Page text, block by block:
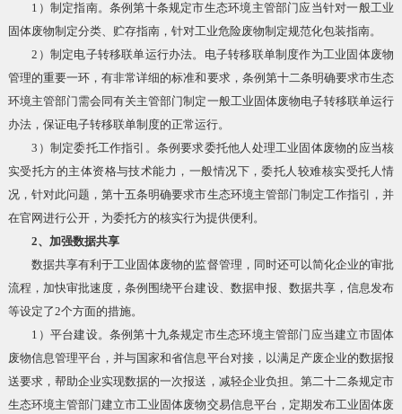
1）制定指南。条例第十条规定市生态环境主管部门应当针对一般工业
固体废物制定分类、贮存指南，针对工业危险废物制定规范化包装指南。
2）制定电子转移联单运行办法。电子转移联单制度作为工业固体废物
管理的重要一环，有非常详细的标准和要求，条例第十二条明确要求市生态
环境主管部门需会同有关主管部门制定一般工业固体废物电子转移联单运行
办法，保证电子转移联单制度的正常运行。
3）制定委托工作指引。条例要求委托他人处理工业固体废物的应当核
实受托方的主体资格与技术能力，一般情况下，委托人较难核实受托人情
况，针对此问题，第十五条明确要求市生态环境主管部门制定工作指引，并
在官网进行公开，为委托方的核实行为提供便利。
2、加强数据共享
数据共享有利于工业固体废物的监督管理，同时还可以简化企业的审批
流程，加快审批速度，条例围绕平台建设、数据申报、数据共享，信息发布
等设定了2个方面的措施。
1）平台建设。条例第十九条规定市生态环境主管部门应当建立市固体
废物信息管理平台，并与国家和省信息平台对接，以满足产废企业的数据报
送要求，帮助企业实现数据的一次报送，减轻企业负担。第二十二条规定市
生态环境主管部门建立市工业固体废物交易信息平台，定期发布工业固体废